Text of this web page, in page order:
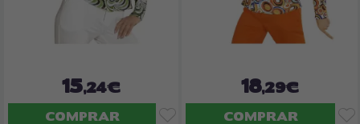
15,24€
COMPRAR
18,29€
COMPRAR